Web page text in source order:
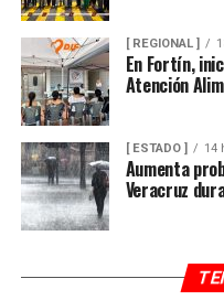
[ REGIONAL ]
En Fortín,
Atención
[ ESTADO ] 14
Aumenta
Veracruz